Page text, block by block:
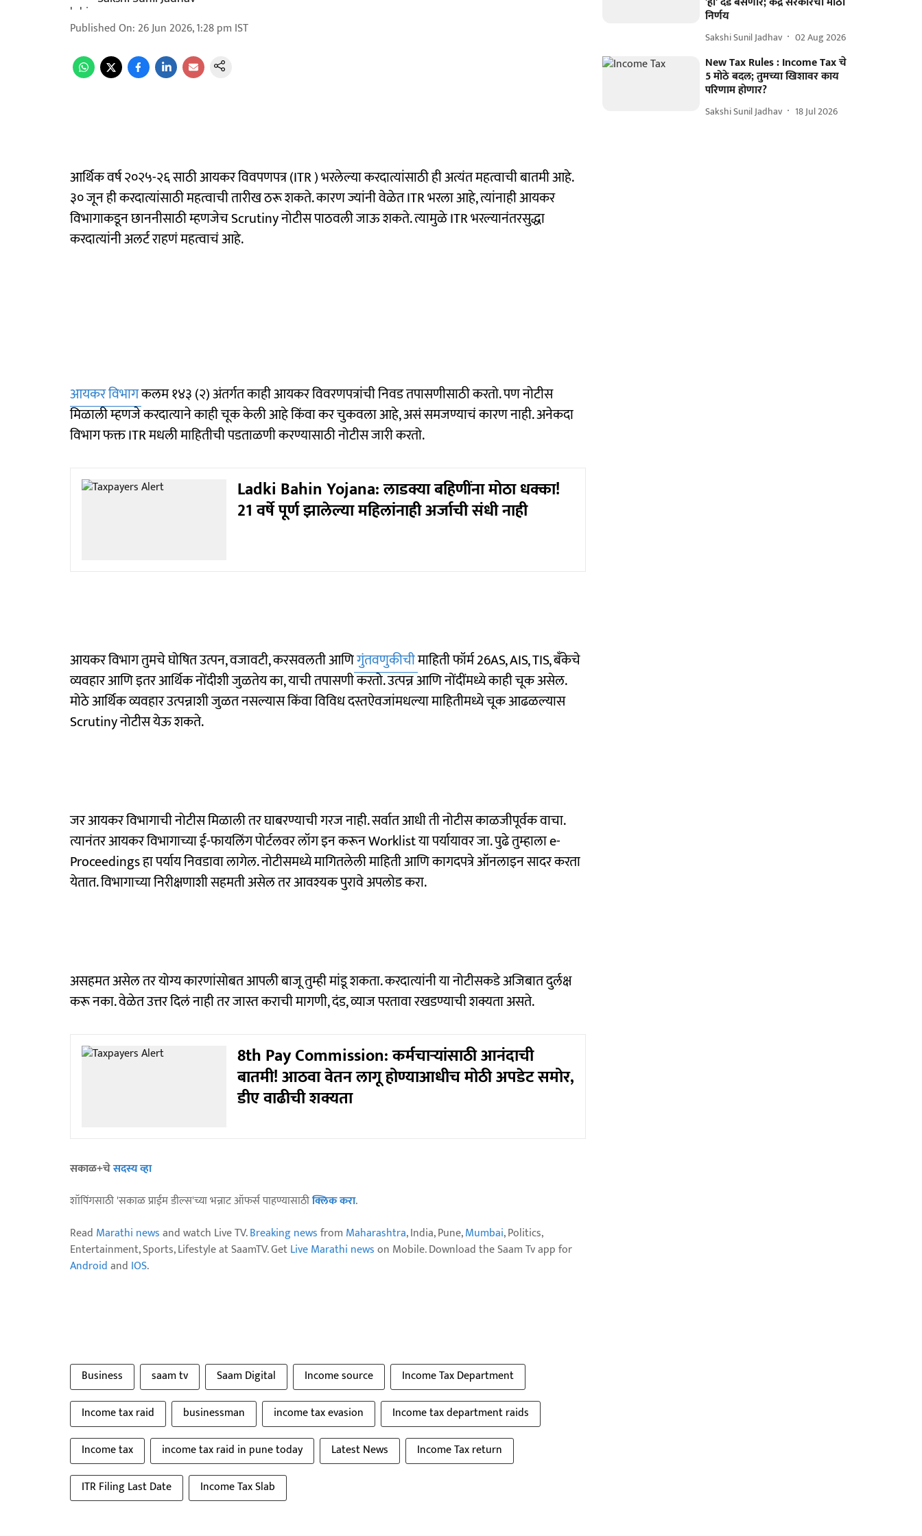
Published On: 26 Jun 2026, 1:28 pm IST
आर्थिक वर्ष २०२५-२६ साठी आयकर विवपणपत्र (ITR ) भरलेल्या करदात्यांसाठी ही अत्यंत महत्वाची बातमी आहे.
३० जून ही करदात्यांसाठी महत्वाची तारीख ठरू शकते. कारण ज्यांनी वेळेत ITR भरला आहे, त्यांनाही आयकर
विभागाकडून छाननीसाठी म्हणजेच Scrutiny नोटीस पाठवली जाऊ शकते. त्यामुळे ITR भरल्यानंतरसुद्धा
करदात्यांनी अलर्ट राहणं महत्वाचं आहे.
आयकर विभागकलम १४३ (२) अंतर्गत काही आयकर विवरणपत्रांची निवड तपासणीसाठी करतो. पण नोटीस
मिळाली म्हणजे करदात्याने काही चूक केली आहे किंवा कर चुकवला आहे, असं समजण्याचं कारण नाही. अनेकदा
विभाग फक्त ITR मधली माहितीची पडताळणी करण्यासाठी नोटीस जारी करतो.
Ladki Bahin Yojana: लाडक्या बहि‍णींना मोठा धक्का!
21 वर्षे पूर्ण झालेल्या महिलांनाही अर्जाची संधी नाही
आयकर विभाग तुमचे घोषित उत्पन, वजावटी, करसवलती आणिगुंतवणुकीचीमाहिती फॉर्म 26AS, AIS, TIS, बँकेचे
व्यवहार आणि इतर आर्थिक नोंदीशी जुळतेय का, याची तपासणी करतो. उत्पन्न आणि नोंदींमध्ये काही चूक असेल.
मोठे आर्थिक व्यवहार उत्पन्नाशी जुळत नसल्यास किंवा विविध दस्तऐवजांमधल्या माहितीमध्ये चूक आढळल्यास
Scrutiny नोटीस येऊ शकते.
जर आयकर विभागाची नोटीस मिळाली तर घाबरण्याची गरज नाही. सर्वात आधी ती नोटीस काळजीपूर्वक वाचा.
त्यानंतर आयकर विभागाच्या ई-फायलिंग पोर्टलवर लॉग इन करून Worklist या पर्यायावर जा. पुढे तुम्हाला e-
Proceedings हा पर्याय निवडावा लागेल. नोटीसमध्ये मागितलेली माहिती आणि कागदपत्रे ऑनलाइन सादर करता
येतात. विभागाच्या निरीक्षणाशी सहमती असेल तर आवश्यक पुरावे अपलोड करा.
असहमत असेल तर योग्य कारणांसोबत आपली बाजू तुम्ही मांडू शकता. करदात्यांनी या नोटीसकडे अजिबात दुर्लक्ष
करू नका. वेळेत उत्तर दिलं नाही तर जास्त कराची मागणी, दंड, व्याज परतावा रखडण्याची शक्यता असते.
8th Pay Commission: कर्मचाऱ्यांसाठी आनंदाची
बातमी! आठवा वेतन लागू होण्याआधीच मोठी अपडेट समोर,
डीए वाढीची शक्यता
सकाळ+चेसदस्य व्हा
शॉपिंगसाठी 'सकाळ प्राईम डील्स'च्या भन्नाट ऑफर्स पाहण्यासाठीक्लिक करा.
Read Marathi newsand watch Live TV.Breaking newsfrom Maharashtra, India, Pune,Mumbai, Politics,
Entertainment, Sports, Lifestyle at SaamTV. GetLive Marathi newson Mobile. Download the Saam Tv app for
Androidand IOS.
Business saam tv Saam Digital Income source
Income Tax Department
Income tax raid
businessman income tax evasion
Income tax department raids
Income tax
income tax raid in pune today Latest News
Income Tax return
ITR Filing Last Date
Income Tax Slab
निर्णय
Sakshi Sunil Jadhav 02 Aug 2026
New Tax Rules : Income Tax चे
5 मोठे बदल; तुमच्या खिशावर काय
परिणाम होणार?
Sakshi Sunil Jadhav 18 Jul 2026